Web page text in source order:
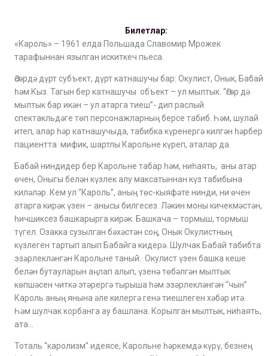
«Кароль» – 1961 елда Польшада Славомир Мрожек
тарафыннан язылган искиткеч пьеса.
Әсәрдә дүрт субъект, дүрт катнашучы бар: Окулист, Онык, Бабай
һәм Кыз. Тагын бер катнашучы объект – ул мылтык. “Әгәр дә
мылтык бар икән – ул атарга тиеш”- дип раслый
спектакльдәге төп персонажларның берсе табиб. Һәм, шулай
итеп, алар һәр катнашучыда, табибка күренергә килгән һәрбер
пациентта мифик, шартлы Карольне күреп, аталар да.
Бабай ниндидер бер Карольне табар һәм, ниһаять, аны атар
өчен, Оныгы белән күзлек алу максатыннан күз табибына
киләләр. Кем ул “Кароль”, аның төс-кыяфәте нинди, ни өчен
атарга кирәк үзен – анысы билгесез. Ләкин моны кичекмәстән,
һичшиксез башкарырга кирәк. Башкача – тормыш, тормыш
түгел. Озакка сузылган бәхәстән соң, Онык Окулистның
күзлеген тартып алып Бабайга кидерә. Шулчак Бабай табибта
эзәрлекләнгән Карольне таный. Окулист үзен башка кеше
белән бутауларын аңлап алып, үзенә төбәлгән мылтык
көпшәсен читкә этәрергә тырыша һәм эзәрлекләнгән “чын”
Кароль аның янына әле килергә генә тиешлеген хәбәр итә.
Һәм шулчак корбанга ау башлана. Корылган мылтык, ниһаять,
ата…
Тоталь “каролизм” идеясе, Карольне һәркемдә күрү, безнең
Билетлар: